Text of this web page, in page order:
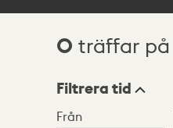
Sökresultat
0 träffar på
Visningsläge
Filtrera tid
Från